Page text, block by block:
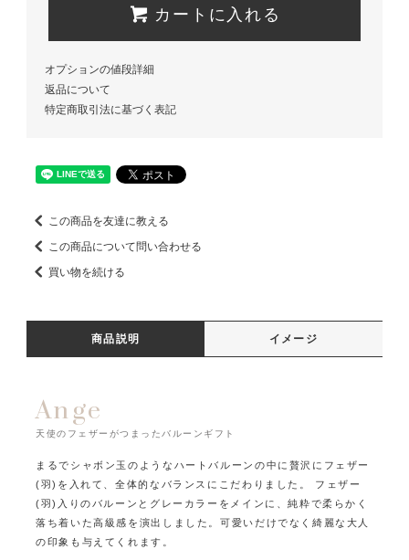
カートに入れる
オプションの値段詳細
返品について
特定商取引法に基づく表記
この商品を友達に教える
この商品について問い合わせる
買い物を続ける
商品説明 イメージ
Ange
天使のフェザーがつまったバルーンギフト
まるでシャボン玉のようなハートバルーンの中に贅沢にフェザー
(羽)を入れて、全体的なバランスにこだわりました。
フェザー
(羽)入りのバルーンとグレーカラーをメインに、純粋で柔らかく
落ち着いた高級感を演出しました。可愛いだけでなく綺麗な大人
の印象も与えてくれます。